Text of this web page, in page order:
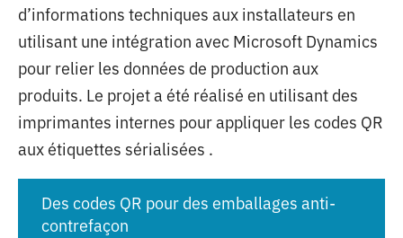
d’informations techniques aux installateurs en
utilisant une intégration avec Microsoft Dynamics
pour relier les données de production aux
produits. Le projet a été réalisé en utilisant des
imprimantes internes pour appliquer les codes QR
aux étiquettes sérialisées .
Des codes QR pour des emballages anti-
contrefaçon